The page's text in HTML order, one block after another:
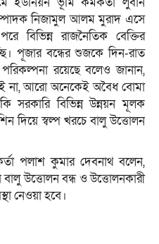
নিজামুল আলম মুরাদ এসে
বিভিন্ন রাজনৈতিক বেক্তির
পূজার বন্ধের শুজকে দিন-রাত
রয়েছে বলেও জানান,
না, আরো অনেকেই অবৈধ বোমা
সরকারি বিভিন্ন উন্নয়ন মূলক
দিয়ে স্বল্প খরচে বালু উত্তোলন
পলাশ কুমার দেবনাথ বলেন,
বালু উত্তোলন বন্ধ ও উত্তোলনকারী
নেওয়া হবে।